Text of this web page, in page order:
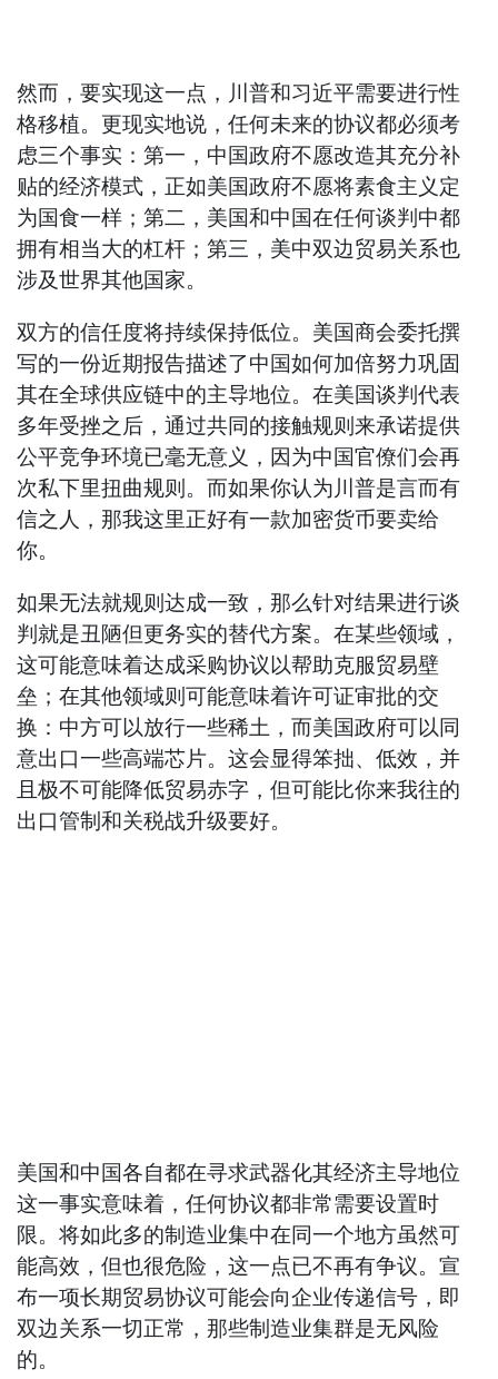
然而，要实现这一点，川普和习近平需要进行性
格移植。更现实地说，任何未来的协议都必须考
虑三个事实：第一，中国政府不愿改造其充分补
贴的经济模式，正如美国政府不愿将素食主义定
为国食一样；第二，美国和中国在任何谈判中都
拥有相当大的杠杆；第三，美中双边贸易关系也
涉及世界其他国家。
双方的信任度将持续保持低位。美国商会委托撰
写的一份近期报告描述了中国如何加倍努力巩固
其在全球供应链中的主导地位。在美国谈判代表
多年受挫之后，通过共同的接触规则来承诺提供
公平竞争环境已毫无意义，因为中国官僚们会再
次私下里扭曲规则。而如果你认为川普是言而有
信之人，那我这里正好有一款加密货币要卖给
你。
如果无法就规则达成一致，那么针对结果进行谈
判就是丑陋但更务实的替代方案。在某些领域，
这可能意味着达成采购协议以帮助克服贸易壁
垒；在其他领域则可能意味着许可证审批的交
换：中方可以放行一些稀土，而美国政府可以同
意出口一些高端芯片。这会显得笨拙、低效，并
且极不可能降低贸易赤字，但可能比你来我往的
出口管制和关税战升级要好。
美国和中国各自都在寻求武器化其经济主导地位
这一事实意味着，任何协议都非常需要设置时
限。将如此多的制造业集中在同一个地方虽然可
能高效，但也很危险，这一点已不再有争议。宣
布一项长期贸易协议可能会向企业传递信号，即
双边关系一切正常，那些制造业集群是无风险
的。